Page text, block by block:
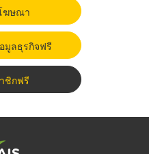
ฆษณา
มูลธุรกิจฟรี
ชิกฟรี